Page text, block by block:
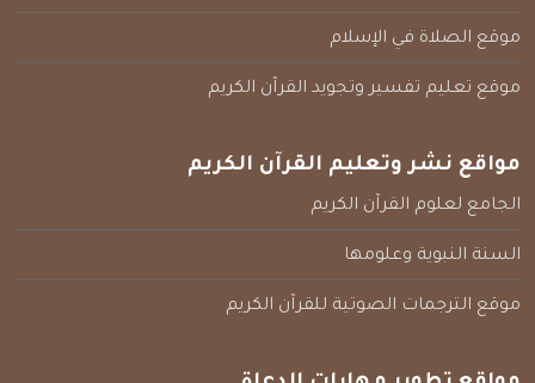
موقع الصلاة في الإسلام
موقع تعليم تفسير وتجويد القرآن الكريم
مواقع نشر وتعليم القرآن الكريم
الجامع لعلوم القرآن الكريم
السنة النبوية وعلومها
موقع الترجمات الصوتية للقرآن الكريم